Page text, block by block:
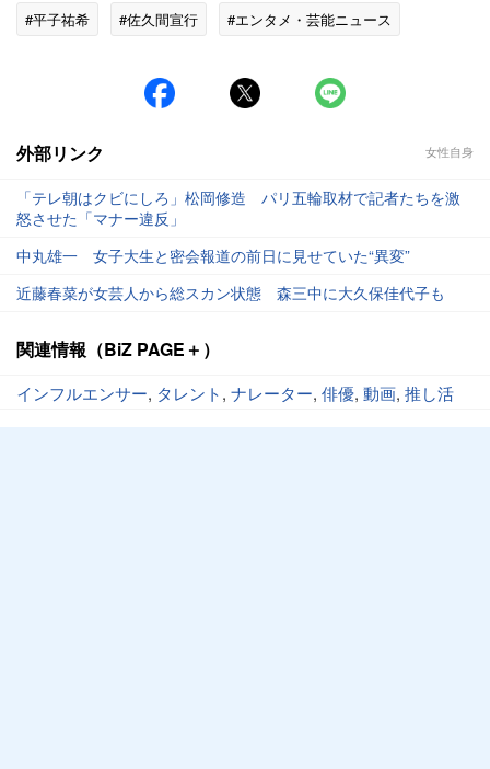
#平子祐希 #佐久間宣行
#エンタメ・芸能ニュース
外部リンク 女性自身
「テレ朝はクビにしろ」松岡修造 パリ五輪取材で記者たちを激
怒させた「マナー違反」
中丸雄一 女子大生と密会報道の前日に見せていた“異変”
近藤春菜が女芸人から総スカン状態 森三中に大久保佳代子も
関連情報（BiZ PAGE＋）
インフルエンサー, タレント, ナレーター, 俳優, 動画, 推し活